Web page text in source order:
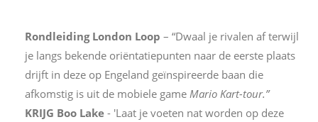
Rondleiding London Loop – “Dwaal je rivalen af ​​terwijl
je langs bekende oriëntatiepunten naar de eerste plaats
drijft in deze op Engeland geïnspireerde baan die
afkomstig is uit de mobiele game Mario Kart-tour.”
KRIJG Boo Lake - 'Laat je voeten nat worden op deze